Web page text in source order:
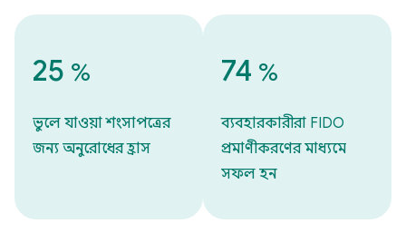
25 %
ভুলে যাওয়া শংসাপত্রের
জন্য অনুরোধের হ্রাস
74 %
ব্যবহারকারীরা FIDO
প্রমাণীকরণের মাধ্যমে
সফল হন